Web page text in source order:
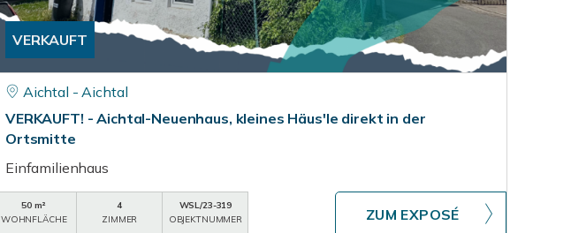
VERKAUFT
Aichtal - Aichtal
VERKAUFT! - Aichtal-Neuenhaus, kleines Häus'le direkt in der
Ortsmitte
Einfamilienhaus
50 m²
WOHNFLÄCHE
4
ZIMMER
WSL/23-319
OBJEKTNUMMER
ZUM EXPOSÉ